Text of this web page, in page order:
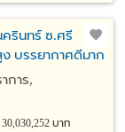
รินทร์ ซ.ศรี
บรรยากาศดีมาก
าน ใกล้สถานีศรี
ลือง
การ,
30,030,252 บาท